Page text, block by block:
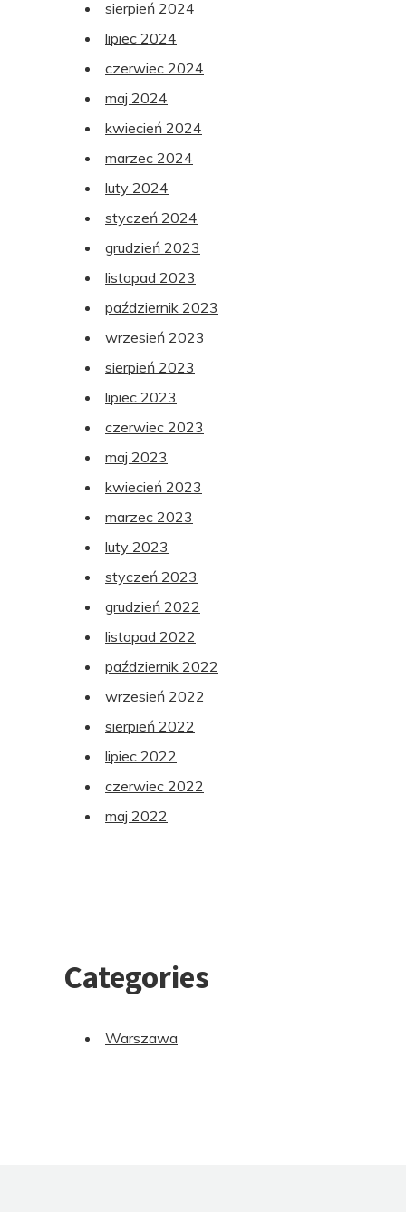
sierpień 2024
lipiec 2024
czerwiec 2024
maj 2024
kwiecień 2024
marzec 2024
luty 2024
styczeń 2024
grudzień 2023
listopad 2023
październik 2023
wrzesień 2023
sierpień 2023
lipiec 2023
czerwiec 2023
maj 2023
kwiecień 2023
marzec 2023
luty 2023
styczeń 2023
grudzień 2022
listopad 2022
październik 2022
wrzesień 2022
sierpień 2022
lipiec 2022
czerwiec 2022
maj 2022
Categories
Warszawa